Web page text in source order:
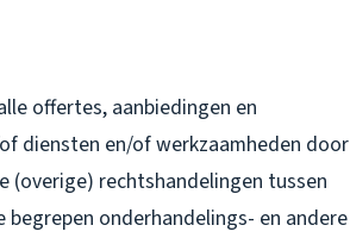
offertes, aanbiedingen en
diensten en/of werkzaamheden door
(overige) rechtshandelingen tussen
onderhandelings- en andere